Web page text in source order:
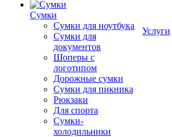
Сумки
Сумки для ноутбука
Сумки для
документов
Шоперы с
логотипом
Дорожные сумки
Сумки для пикника
Рюкзаки
Для спорта
Сумки-
холодильники
Услуги